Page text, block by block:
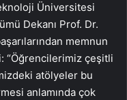
Üniversitesi
Dekanı Prof. Dr.
memnun
“Öğrencilerimiz çeşitli
atölyeler bu
anlamında çok